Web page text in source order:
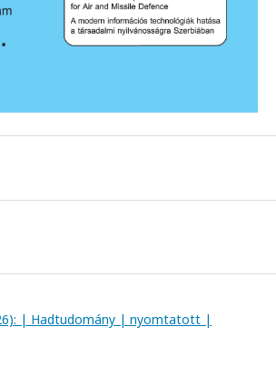
| Hadtudomány | nyomtatott |